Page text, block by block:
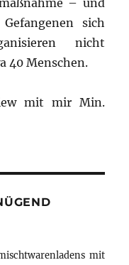
– und
sich
nicht
40 Menschen.
mit mir Min.
mit